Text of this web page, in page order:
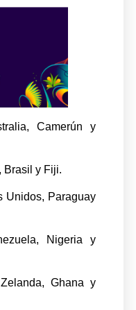
Camerún y
Brasil y Fiji.
Unidos, Paraguay
Nigeria y
Ghana y